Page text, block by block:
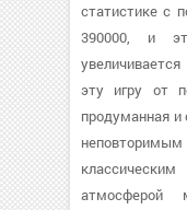
статистике с
390000, и
эту игру от
продуманная и
атмосферой